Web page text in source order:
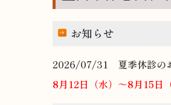
お知らせ
2026/07/31 夏季休診の
8月12日（水）～8月15日